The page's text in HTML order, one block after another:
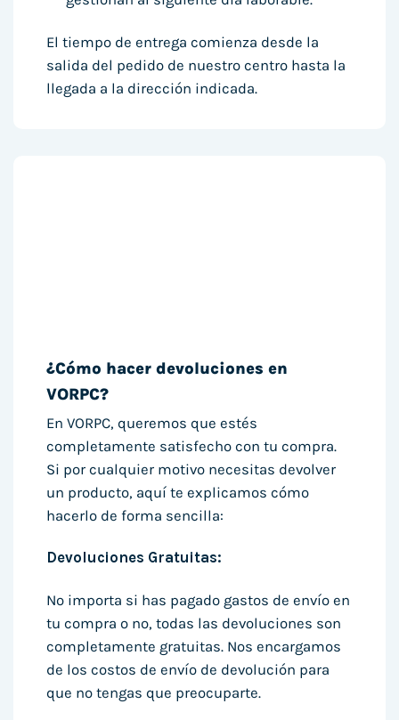
El tiempo de entrega comienza desde la
salida del pedido de nuestro centro hasta la
llegada a la dirección indicada.
¿Cómo hacer devoluciones en
VORPC?
En VORPC, queremos que estés
completamente satisfecho con tu compra.
Si por cualquier motivo necesitas devolver
un producto, aquí te explicamos cómo
hacerlo de forma sencilla:
Devoluciones Gratuitas:
No importa si has pagado gastos de envío en
tu compra o no, todas las devoluciones son
completamente gratuitas. Nos encargamos
de los costos de envío de devolución para
que no tengas que preocuparte.